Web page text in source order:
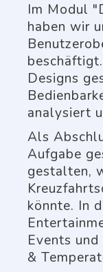
Im Modul
haben wir
Designs
analysiert
Als
Aufgabe
gestalten,
könnte. In
Events
&